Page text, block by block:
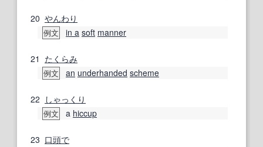
20 やんわり
例文 in a soft manner
21 たくらみ
例文 an underhanded scheme
22 しゃっくり
例文 a hiccup
23 口頭で